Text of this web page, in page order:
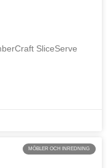
SliceServe
MÖBLER OCH INREDNING